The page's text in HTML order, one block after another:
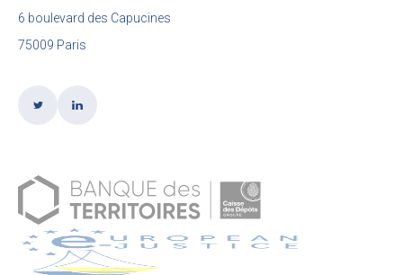
6 boulevard des Capucines
75009 Paris